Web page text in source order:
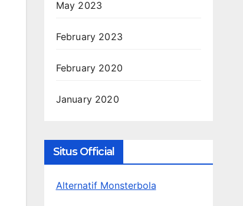
May 2023
February 2023
February 2020
January 2020
Situs Official
Alternatif Monsterbola